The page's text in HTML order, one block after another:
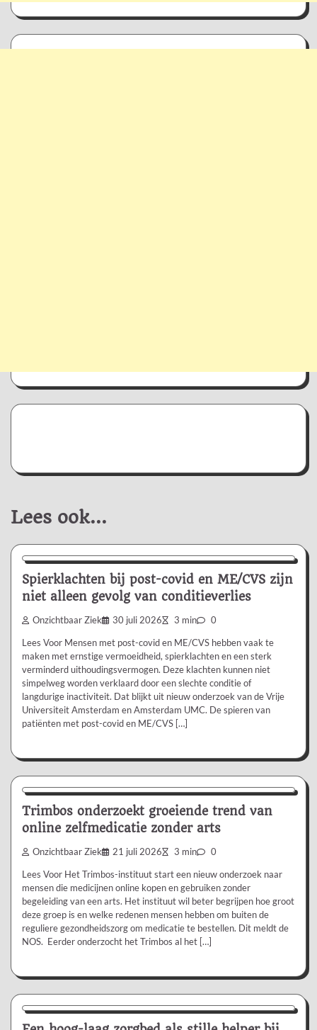
Lees ook...
Nieuws/Informatie
Spierklachten bij post-covid en ME/CVS zijn
niet alleen gevolg van conditieverlies
Onzichtbaar Ziek 30 juli 2026 3 min 0
Lees Voor Mensen met post-covid en ME/CVS hebben vaak te
maken met ernstige vermoeidheid, spierklachten en een sterk
verminderd uithoudingsvermogen. Deze klachten kunnen niet
simpelweg worden verklaard door een slechte conditie of
langdurige inactiviteit. Dat blijkt uit nieuw onderzoek van de Vrije
Universiteit Amsterdam en Amsterdam UMC. De spieren van
patiënten met post-covid en ME/CVS […]
Nieuws/Informatie
Trimbos onderzoekt groeiende trend van
online zelfmedicatie zonder arts
Onzichtbaar Ziek 21 juli 2026 3 min 0
Lees Voor Het Trimbos-instituut start een nieuw onderzoek naar
mensen die medicijnen online kopen en gebruiken zonder
begeleiding van een arts. Het instituut wil beter begrijpen hoe groot
deze groep is en welke redenen mensen hebben om buiten de
reguliere gezondheidszorg om medicatie te bestellen. Dit meldt de
NOS. Eerder onderzocht het Trimbos al het […]
Aanbevolen